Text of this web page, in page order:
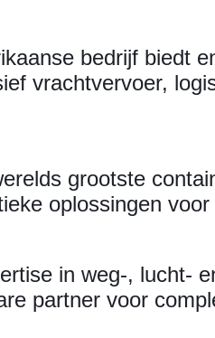
bedrijf biedt
vrachtvervoer,
grootste
oplossingen
in weg-, lucht-
partner voor